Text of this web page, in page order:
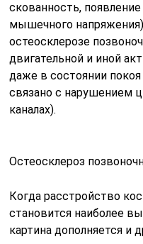
скованность,
мышечного
остеосклерозе
двигательной и иной
даже в состоянии
связано с нарушением
каналах).
Остеосклероз
Когда расстройство
становится наиболее
картина дополняется и